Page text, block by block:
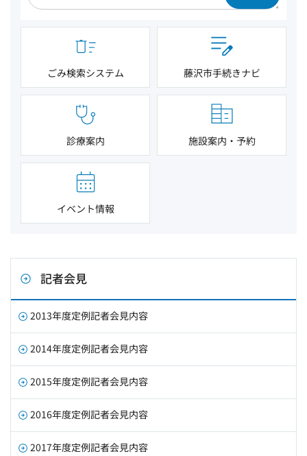
ごみ検索システム 藤沢市手続きナビ
診療案内 施設案内・予約
イベント情報
記者会見
2013年度定例記者会見内容
2014年度定例記者会見内容
2015年度定例記者会見内容
2016年度定例記者会見内容
2017年度定例記者会見内容